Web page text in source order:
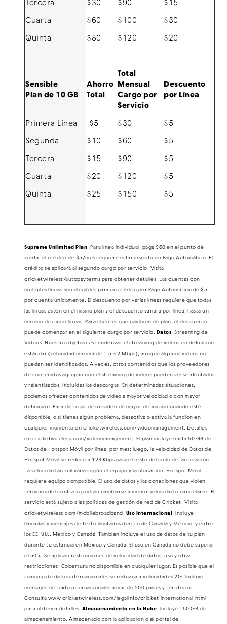
Tercera $30 $90
$15
Cuarta
$60 $100
$30
Quinta
$80 $120 $20
Sensible
Plan de 10 GB
Ahorro
Total
Total
Mensual
Cargo por
Servicio
Descuento
por Línea
Primera Línea $5 $30
$5
Segunda
$10 $60
$5
Tercera
$15 $90
$5
Cuarta
$20 $120
$5
Quinta
$25 $150 $5
Supreme Unlimited Plan: Para línea individual, paga $60 en el punto de
venta; el crédito de $5/mes requiere estar inscrito en Pago Automático​​​​​​​. El
crédito se aplicará al segundo cargo por servicio. Visita
cricketwireless/autopayterms para obtener detalles. Las cuentas con
múltiples líneas son elegibles para un crédito por Pago Automático de $5
por cuenta únicamente. El descuento por varias líneas requiere que todas
las líneas estén en el mismo plan y el descuento variará por línea, hasta un
máximo de cinco líneas. Para clientes que cambien de plan, el descuento
puede comenzar en el siguiente cargo por servicio. Datos: Streaming de
Videos: Nuestro objetivo es renderizar el streaming de videos en definición
estándar (velocidad máxima de 1.5 a 2 Mbps), aunque algunos videos no
puedan ser identificados. A veces, otros contenidos que los proveedores
de contenidos agrupan con el streaming de videos pueden verse afectados
y ralentizados, incluidas las descargas. En determinadas situaciones,
podemos ofrecer contenidos de video a mayor velocidad o con mayor
definición. Para disfrutar de un video de mayor definición cuando esté
disponible, o si tienes algún problema, desactiva o activa la función en
cualquier momento en cricketwireless.com/videomanagement. Detalles
en cricketwireless.com/videomanagement. El plan incluye hasta 50 GB de
Datos de Hotspot Móvil por línea, por mes; luego, la velocidad de Datos de
Hotspot Móvil se reduce a 128 Kbps para el resto del ciclo de facturación.
La velocidad actual varía según el equipo y la ubicación. Hotspot Móvil
requiere equipo compatible. El uso de datos y las conexiones que violen
términos del contrato podrán cambiarse a menor velocidad o cancelarse. El
servicio está sujeto a las políticas de gestión de red de Cricket. Visita
cricketwireless.com/mobilebroadband. Uso Internacional: Incluye
llamadas y mensajes de texto ilimitados dentro de Canadá y México, y entre
los EE. UU., México y Canadá. También incluye el uso de datos de tu plan
durante tu estancia en México y Canadá. El uso en Canadá no debe superar
el 50%. Se aplican restricciones de velocidad de datos, uso y otras
restricciones. Cobertura no disponible en cualquier lugar. Es posible que el
roaming de datos internacionales se reduzca a velocidades 2G. Incluye
mensajes de texto internacionales a más de 200 países y territorios.
Consulta www.cricketwireless.com/legalinfo/cricket-international.html
para obtener detalles. Almacenamiento en la Nube: Incluye 150 GB de
almacenamiento. Almacenado con la aplicación o el portal de